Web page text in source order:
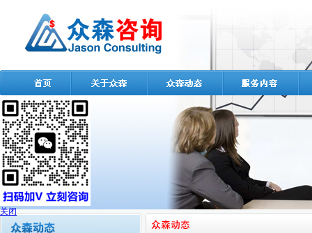
关闭